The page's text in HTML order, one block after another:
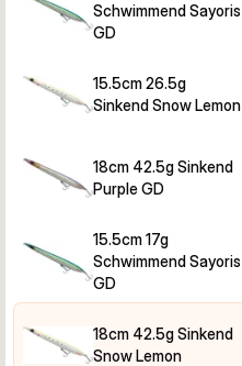
Schwimmend Sayoris
GD
15.5cm 26.5g
Sinkend Snow Lemon
18cm 42.5g Sinkend
Purple GD
15.5cm 17g
Schwimmend Sayoris
GD
18cm 42.5g Sinkend
Snow Lemon